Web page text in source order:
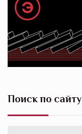
Поиск по сайту